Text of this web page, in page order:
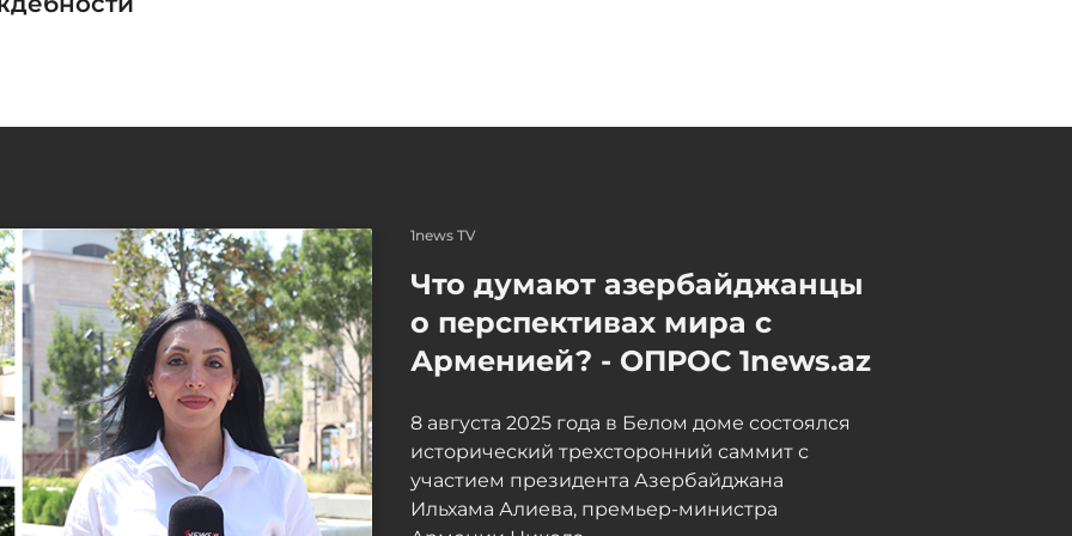
1news TV
Что думают азербайджанцы
о перспективах мира с
Арменией? - ОПРОС 1news.az
8 августа 2025 года в Белом доме состоялся
исторический трехсторонний саммит с
участием президента Азербайджана
Ильхама Алиева, премьер-министра